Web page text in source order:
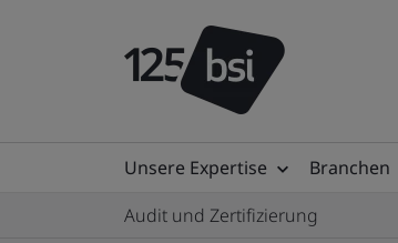
Unsere Expertise Branchen
Audit und Zertifizierung